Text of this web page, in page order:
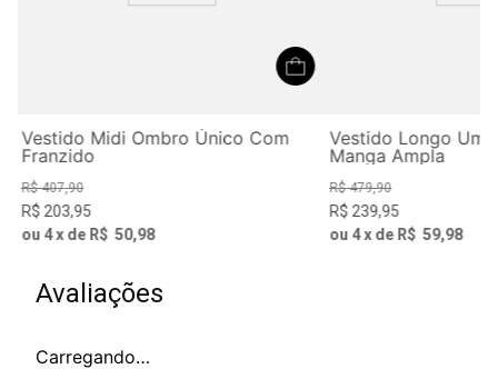
Vestido Midi Ombro Único Com
Franzido
R$ 407,90
R$ 203,95
ou 4x de R$ 50,98
Vestido Longo Um
Manga Ampla
R$ 479,90
R$ 239,95
ou 4x de R$ 59,98
Avaliações
Carregando…